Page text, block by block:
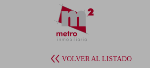
VOLVER AL LISTADO